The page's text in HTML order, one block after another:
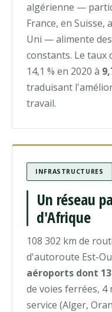
algérienne —
France, en Suisse,
Uni — alimente
constants. Le taux
14,1 % en 2020 à
traduisant
travail.
INFRASTRUCTURES
Un réseau
d'Afrique
108 302 km de
d'autoroute Est-
aéroports dont
de voies ferrées, 4
service (Alger,